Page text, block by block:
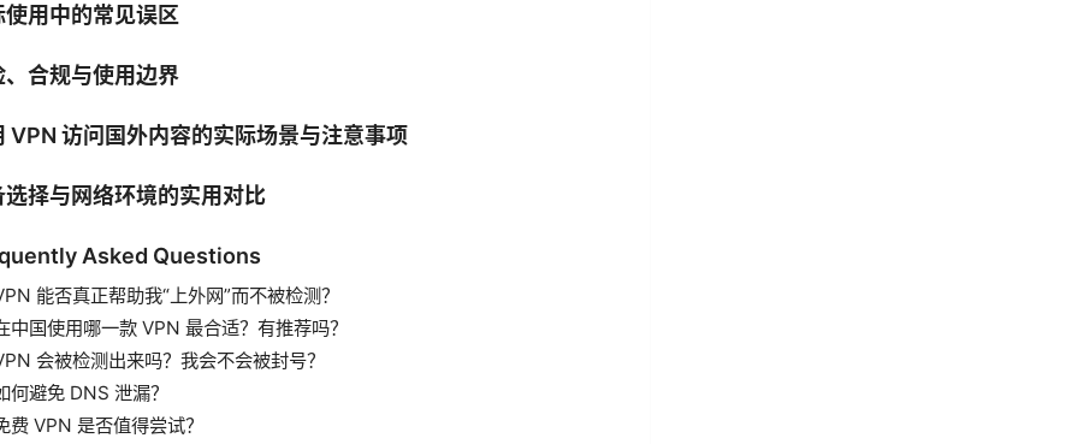
使用中的常见误区
、合规与使用边界
VPN 访问国外内容的实际场景与注意事项
选择与网络环境的实用对比
Asked Questions
能否真正帮助我“上外网”而不被检测？
中国使用哪一款 VPN 最合适？有推荐吗？
会被检测出来吗？我会不会被封号？
何避免 DNS 泄漏？
费 VPN 是否值得尝试？